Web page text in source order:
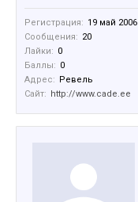
Регистрация: 19 май 2006
Сообщения: 20
Лайки: 0
Баллы: 0
Адрес: Ревель
Сайт: http://www.cade.ee